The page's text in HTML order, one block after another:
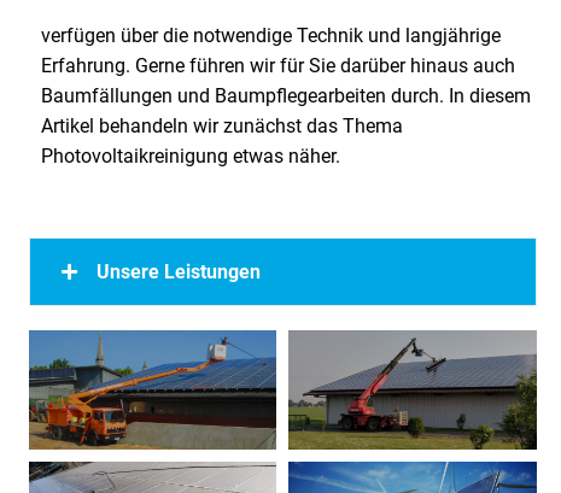
Photovoltaikreinigung etwas näher.
Unsere Leistungen